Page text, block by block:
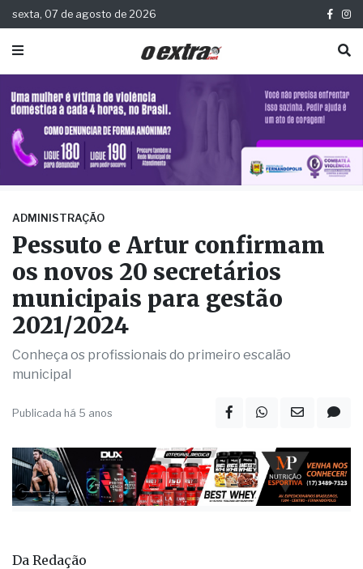
sexta, 07 de agosto de 2026
ADMINISTRAÇÃO
Pessuto e Artur confirmam
os novos 20 secretários
municipais para gestão
2021/2024
Conheça os profissionais do primeiro escalão
municipal
Publicada há 5 anos
Da Redação